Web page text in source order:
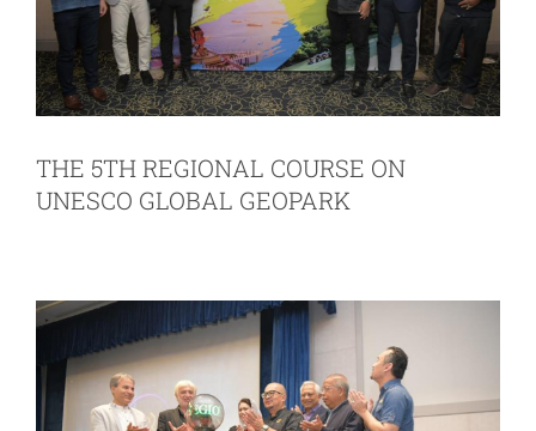
THE 5TH REGIONAL COURSE ON
UNESCO GLOBAL GEOPARK